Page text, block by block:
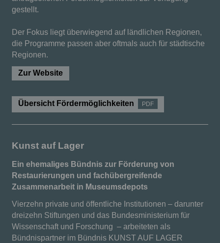
gestellt.
Der Fokus liegt überwiegend auf ländlichen Regionen,
die Programme passen aber oftmals auch für städtische
Regionen.
Zur Website
Übersicht Fördermöglichkeiten PDF
Kunst auf Lager
Ein ehemaliges Bündnis zur Förderung von
Restaurierungen und fachübergreifende
Zusammenarbeit in Museumsdepots
Vierzehn private und öffentliche Institutionen – darunter
dreizehn Stiftungen und das Bundesministerium für
Wissenschaft und Forschung – arbeiteten als
Bündnispartner im Bündnis KUNST AUF LAGER